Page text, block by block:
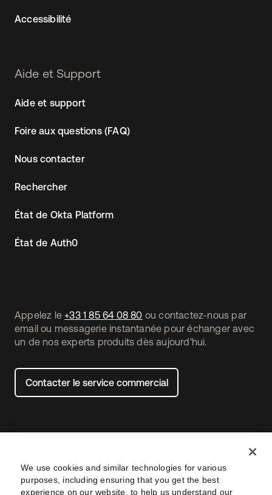
Appelez le +33 1 85 64 08 80 ou contactez-nous par
email ou messagerie instantanée pour échanger avec
un de nos experts produits dès aujourd'hui.
Contacter le service commercial
Accessibilité
Aide et Support
Aide et support
Foire aux questions (FAQ)
Nous contacter
Rechercher
État de Okta Platform
État de Auth0
We use cookies and similar technologies for various
purposes, including ensuring that you get the best
experience on our website, to help us understand our